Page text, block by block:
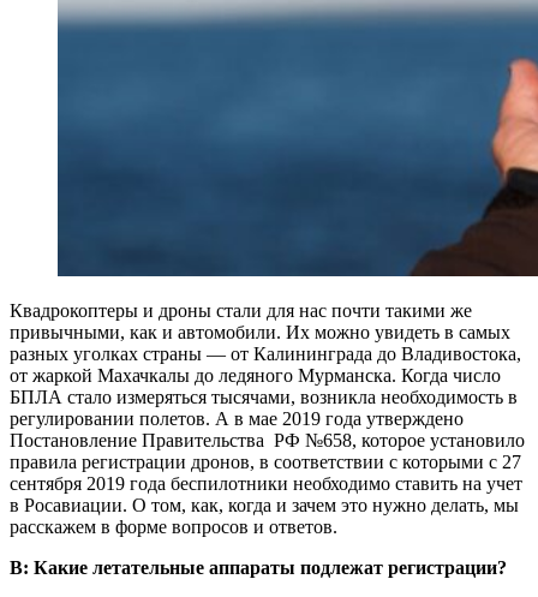
Квадрокоптеры и дроны стали для нас почти такими же
привычными, как и автомобили. Их можно увидеть в самых
разных уголках страны — от Калининграда до Владивостока,
от жаркой Махачкалы до ледяного Мурманска. Когда число
БПЛА стало измеряться тысячами, возникла необходимость в
регулировании полетов. А в мае 2019 года утверждено
Постановление Правительства РФ №658, которое установило
правила регистрации дронов, в соответствии с которыми с 27
сентября 2019 года беспилотники необходимо ставить на учет
в Росавиации. О том, как, когда и зачем это нужно делать, мы
расскажем в форме вопросов и ответов.
В: Какие летательные аппараты подлежат регистрации?